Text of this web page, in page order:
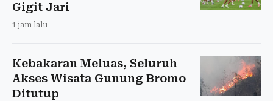
Gigit Jari
1 jam lalu
Kebakaran Meluas, Seluruh
Akses Wisata Gunung Bromo
Ditutup